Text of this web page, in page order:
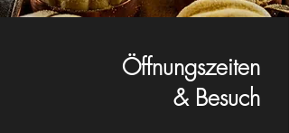
Öffnungszeiten
& Besuch